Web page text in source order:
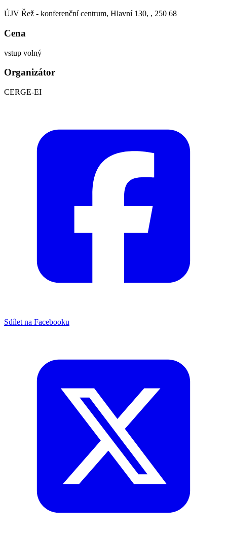
ÚJV Řež - konferenční centrum, Hlavní 130, , 250 68
Cena
vstup volný
Organizátor
CERGE-EI
Sdílet na Facebooku